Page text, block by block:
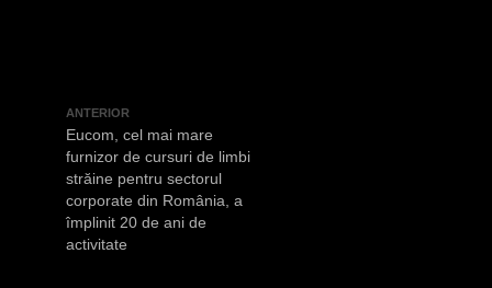
ANTERIOR
Eucom, cel mai mare
furnizor de cursuri de limbi
străine pentru sectorul
corporate din România, a
împlinit 20 de ani de
activitate